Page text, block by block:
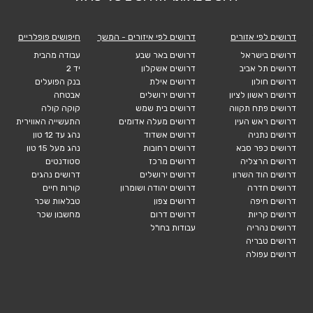
דרושים לפי אזורים
דרושים בישראל
דרושים תל אביב
דרושים חולון
דרושים ראשון לציון
דרושים פתח תקווה
דרושים ראש העין
דרושים נתניה
דרושים כפר סבא
דרושים הרצליה
דרושים הוד השרון
דרושים חדרה
דרושים חיפה
דרושים קריות
דרושים נהריה
דרושים טבריה
דרושים עפולה
דרושים לפי איזורים - המשך
דרושים באר שבע
דרושים אשקלון
דרושים אילת
דרושים ירושלים
דרושים בית שמש
דרושים מעלה אדומים
דרושים אשדוד
דרושים רחובות
דרושים מרכז
דרושים ירושלים
דרושים יהודה ושומרון
דרושים צפון
דרושים דרום
עבודות בחו"ל
חיפושים פופלריים
עבודה מהבית
יד 2
בנק הפועלים
אבטחה
קוקה קולה
התעשייה האווירית
נהג עד 12 טון
נהג מעל 15 טון
סטודנטים
דרושים נהגים
קורות חיים
טבלאות שכר
מחשבון שכר